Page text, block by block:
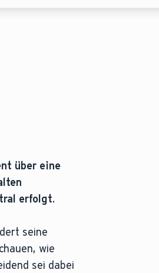
über eine
erfolgt.
seine
wie
sei dabei